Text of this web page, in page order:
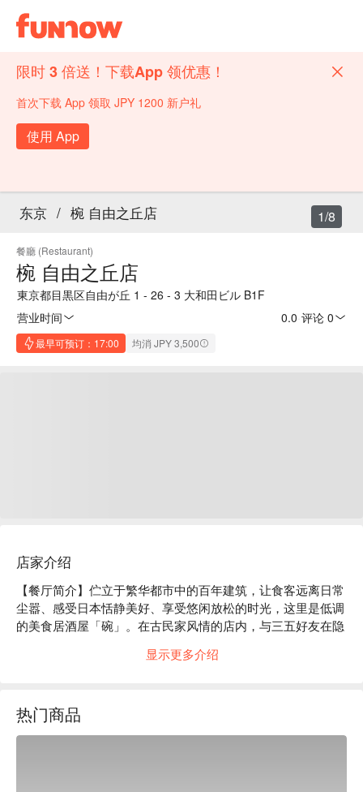
限时 3 倍送！下载App 领优惠！
首次下载 App 领取 JPY 1200 新户礼
使用 App
东京 / 椀 自由之丘店
餐廳 (Restaurant)
椀 自由之丘店
東京都目黒区自由が丘 1 - 26 - 3 大和田ビル B1F
营业时间
0.0 评论 0
最早可预订：17:00 均消 JPY 3,500
1/8
店家介绍
【餐厅简介】伫立于繁华都市中的百年建筑，让食客远离日常
尘嚣、感受日本恬静美好、享受悠闲放松的时光，这里是低调
的美食居酒屋「碗」。在古民家风情的店内，与三五好友在隐
【店家氛围】「美食居酒屋 碗」的装潢概念是营造出 “ 100 年
间。在匠人精心设计的沉稳日式氛围中，以美酒佳肴招待来
客、带您品味日常之美。此外，如同店名「碗」（碗）一样，
显示更多介绍
热门商品